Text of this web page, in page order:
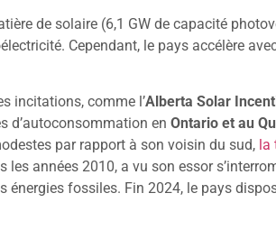
de solaire (6,1 GW de capacité
Cependant, le pays accélère
incitations, comme l’Alberta Solar
d’autoconsommation en Ontario et au
par rapport à son voisin du sud, la
les années 2010, a vu son essor
énergies fossiles. Fin 2024, le pays